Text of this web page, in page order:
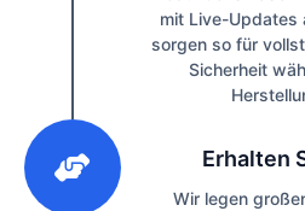
mit Live-Updates
sorgen so für
Sicherheit
Erhalten
Wir legen